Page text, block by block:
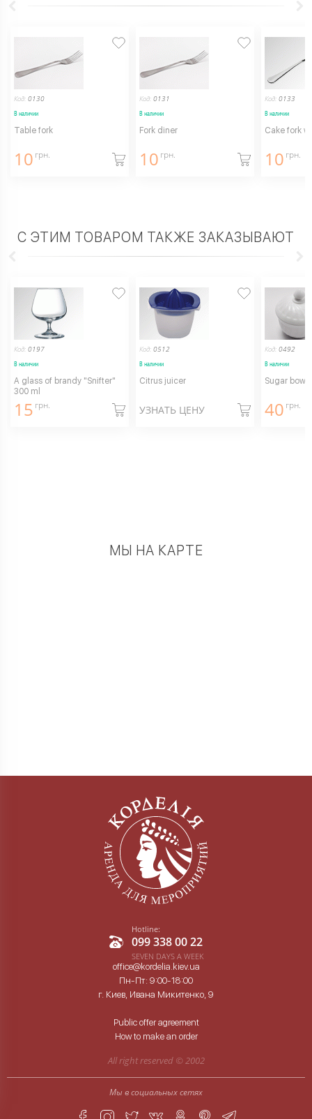
Код: 0130
В наличии
Table fork
10 грн.
Код: 0131
В наличии
Fork diner
10 грн.
Код: 0133
В наличии
Cake fork
10 грн.
С ЭТИМ ТОВАРОМ ТАКЖЕ ЗАКАЗЫВАЮТ
Код: 0197
В наличии
A glass of brandy "Snifter"
300 ml
15 грн.
Код: 0512
В наличии
Citrus juicer
УЗНАТЬ ЦЕНУ
Код: 0492
В наличии
Sugar bowl
40 грн.
МЫ НА КАРТЕ
Hotline:
099 338 00 22
SEVEN DAYS A WEEK
office@kordelia.kiev.ua
Пн-Пт: 9:00-18:00
г. Киев, Ивана Микитенко, 9
Public offer agreement
How to make an order
All right reserved ©2002
Мы в социальных сетях